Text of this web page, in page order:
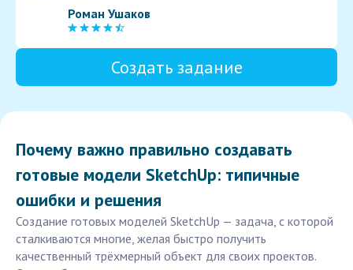
Роман Ушаков
Создать задание
Почему важно правильно создавать
готовые модели SketchUp: типичные
ошибки и решения
Создание готовых моделей SketchUp — задача, с которой
сталкиваются многие, желая быстро получить
качественный трёхмерный объект для своих проектов.